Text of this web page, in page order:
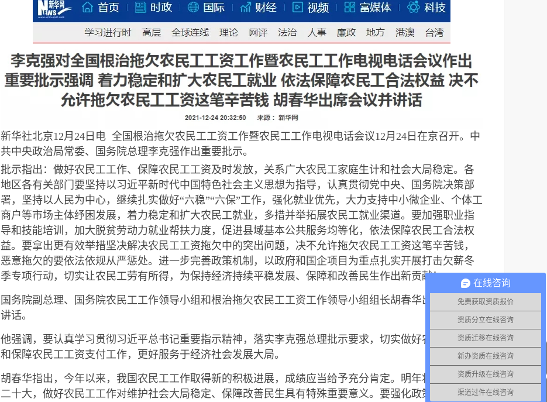
新华社北京12月24日电 全国根治拖欠农民工工资工作暨农民工工作电视电话会议12月24日在京召开。中
共中央政治局常委、国务院总理李克强作出重要批示。
批示指出：做好农民工工作、保障农民工工资及时发放，关系广大农民工家庭生计和社会大局稳定。各
地区各有关部门要坚持以习近平新时代中国特色社会主义思想为指导，认真贯彻党中央、国务院决策部
署，坚持以人民为中心，继续扎实做好“六稳”“六保”工作，强化就业优先，大力支持中小微企业、个体工
商户等市场主体纾困发展，着力稳定和扩大农民工就业，多措并举拓展农民工就业渠道。要加强职业指
导和技能培训，加大脱贫劳动力就业帮扶力度，促进县域基本公共服务均等化，依法保障农民工合法权
益。要拿出更有效举措坚决解决农民工工资拖欠中的突出问题，决不允许拖欠农民工工资这笔辛苦钱，
恶意拖欠的要依法依规从严惩处。进一步完善政策机制，以政府和国企项目为重点扎实开展打击欠薪冬
季专项行动，切实让农民工劳有所得，为保持经济持续平稳发展、保障和改善民生作出新贡献！
国务院副总理、国务院农民工工作领导小组和根治拖欠农民工工资工作领导小组组长胡春华出席会议并
讲话。
他强调，要认真学习贯彻习近平总书记重要指示精神，落实李克强总理批示要求，切实做好农民工工作
和保障农民工工资支付工作，更好服务于经济社会发展大局。
胡春华指出，今年以来，我国农民工工作取得新的积极进展，成绩应当给予充分肯定。明年将召开党的
二十大，做好农民工工作对维护社会大局稳定、保障改善民生具有特殊重要意义。要强化政策支持，稳
在线咨询
免费获取资质报价
资质分立在线咨询
资质迁移在线咨询
新办资质在线咨询
资质升级在线咨询
渠道过件在线咨询